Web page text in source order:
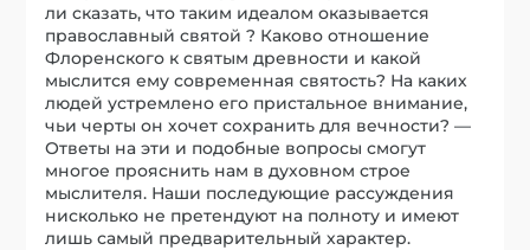
ли сказать, что таким идеалом оказывается
православный святой ? Каково отношение
Флоренского к святым древности и какой
мыслится ему современная святость? На каких
людей устремлено его пристальное внимание,
чьи черты он хочет сохранить для вечности? —
Ответы на эти и подобные вопросы смогут
многое прояснить нам в духовном строе
мыслителя. Наши последующие рассуждения
нисколько не претендуют на полноту и имеют
лишь самый предварительный характер.